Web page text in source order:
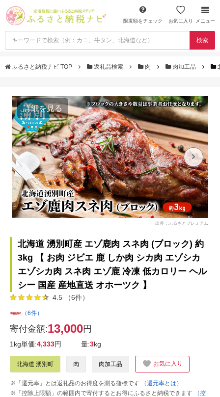
限度額をチェック お気に入り メニュー
検索
ふるさと納税ナビ TOP 返礼品検索 肉 肉加工品
詳細を見る
出典：ふるさとプレミアム
北海道 湧別町産 エゾ鹿肉 スネ肉 (ブロック) 約
3kg 【 お肉 ジビエ 鹿 しか肉 シカ肉 エゾシカ
エゾシカ肉 スネ肉 エゾ鹿 冷凍 低カロリー ヘル
シー 国産 産地直送 オホーツク 】
4.5 （6件）
（6件）
寄付金額:13,000円
1kg単価:4,333円 量:3kg
北海道 湧別町 肉 肉加工品 お気に入り
※「還元率」とは返礼品のお得度を測る指標です
（還元率とは）
※「控除上限額」の範囲内で寄付するとお得にふるさと納税できます
（控